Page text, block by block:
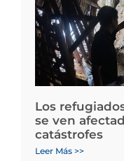
Los
se ven
catástrofes
Leer Más >>